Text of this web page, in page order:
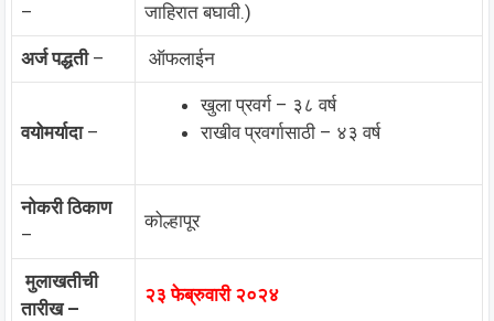
–
जाहिरात बघावी.)
अर्ज पद्धती– ऑफलाईन
वयोमर्यादा–
खुला प्रवर्ग – ३८ वर्ष
राखीव प्रवर्गासाठी – ४३ वर्ष
नोकरी ठिकाण
–
कोल्हापूर
मुलाखतीची
तारीख –
२३ फेब्रुवारी २०२४